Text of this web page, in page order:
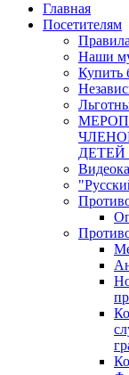
Главная
Посетителям
Наши
Купить